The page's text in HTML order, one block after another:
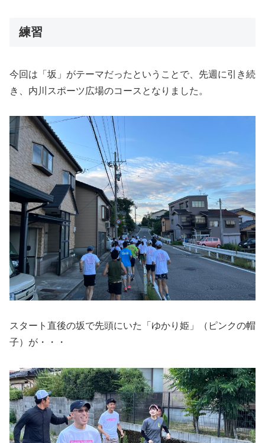
練習
今回は「坂」がテーマだったということで、先週に引き続
き、内川スポーツ広場のコースとなりました。
スタート直後の坂で先頭にいた「ゆかり姫」（ピンクの帽
子）が・・・